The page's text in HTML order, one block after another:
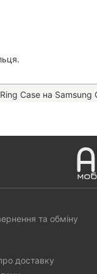
Case на Samsung
Silicone Case на
Matt Case на
Silicone Case на
Автомобільна
та обміну
доставку